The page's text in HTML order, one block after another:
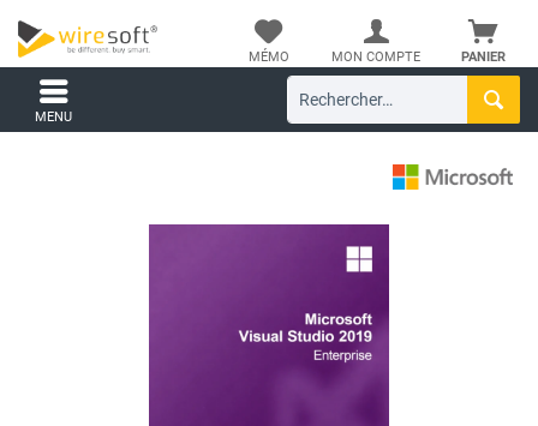
PANIER
MÉMO MON COMPTE
MENU